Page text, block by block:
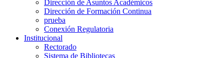
Dirección de Asuntos Académicos
Dirección de Formación Continua
prueba
Conexión Regulatoria
Institucional
Rectorado
Sistema de Bibliotecas